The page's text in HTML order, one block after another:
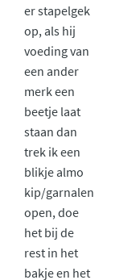
er stapelgek
op, als hij
voeding van
een ander
merk een
beetje laat
staan dan
trek ik een
blikje almo
kip/garnalen
open, doe
het bij de
rest in het
bakje en het